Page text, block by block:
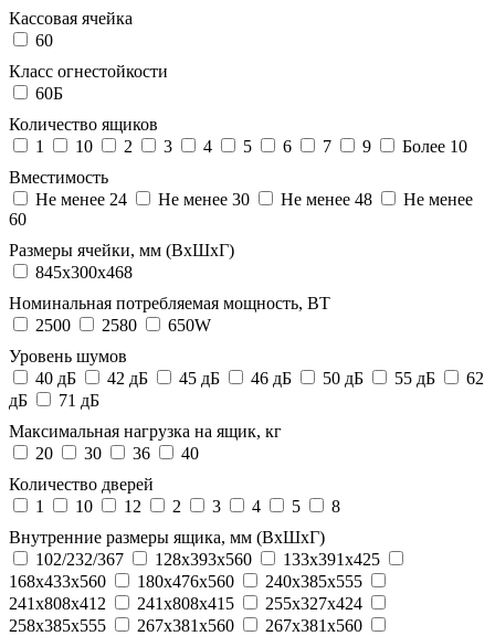
Кассовая ячейка
60
Класс огнестойкости
60Б
Количество ящиков
1
10 2 3 4 5 6 7 9
Более 10
Вместимость
Не менее 24
Не менее 30 Не менее 48
Не менее
60
Размеры ячейки, мм (ВхШхГ)
845х300х468
Номинальная потребляемая мощность, ВТ
2500
2580
650W
Уровень шумов
40 дБ
42 дБ 45 дБ 46 дБ 50 дБ 55 дБ
62
дБ
71 дБ
Максимальная нагрузка на ящик, кг
20
30 36
40
Количество дверей
1
10 12 2 3 4 5
8
Внутренние размеры ящика, мм (ВхШхГ)
102/232/367
128х393х560
133х391х425
168х433х560
180х476х560
240х385х555
241х808х412
241х808х415
255х327х424
258х385х555
267x381x560
267х381х560